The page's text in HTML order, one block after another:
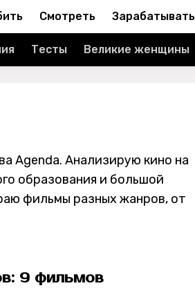
Смотреть Зарабатывать
Тесты Великие женщины
Agenda. Анализирую кино на
образования и большой
фильмы разных жанров, от
9 фильмов